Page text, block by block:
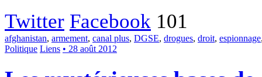
Twitter Facebook 101
afghanistan, armement, canal plus, DGSE, drogues, droit, espionnage
Politique Liens • 28 août 2012